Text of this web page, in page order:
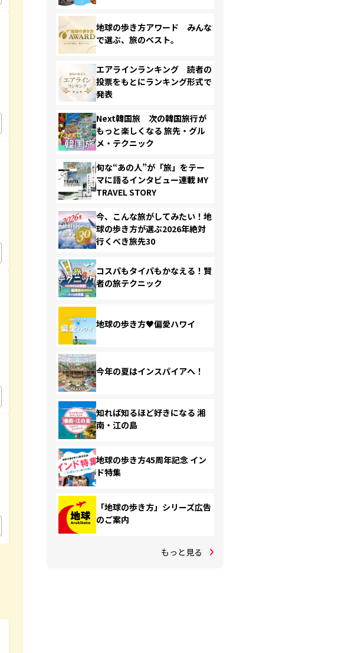
地球の歩き方アワード みんな
で選ぶ、旅のベスト。
エアラインランキング 読者の
投票をもとにランキング形式で
発表
Next韓国旅 次の韓国旅行が
もっと楽しくなる 旅先・グル
メ・テクニック
旬な“あの人”が「旅」をテー
マに語るインタビュー連載 MY
TRAVEL STORY
今、こんな旅がしてみたい！地
球の歩き方が選ぶ2026年絶対
行くべき旅先30
コスパもタイパもかなえる！賢
者の旅テクニック
地球の歩き方♥偏愛ハワイ
今年の夏はインスパイアへ！
知れば知るほど好きになる 湘
南・江の島
地球の歩き方45周年記念 イン
ド特集
「地球の歩き方」シリーズ広告
のご案内
もっと見る